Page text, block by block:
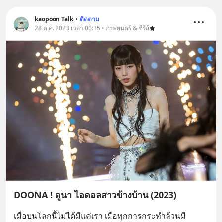
--> https://lin.ee/aMEkyNA
========================= 📣
สนับสนุนโดย 📣
=========================
เครียด หลับยาก ผมอยากแนะนำ
ผลิตภัณฑ์เสริมอาหาร Diip CBD ช่วย
บรรเทาความเครียด ลดความวิตกกังวล
เพิ่มการผ่อนคลาย ซึ่งช่วยให้การนอน
หลับมีประสิทธิภาพมากยิ่งขึ้น 📍 สนใจ
สั่งซื้อสินค้า Diip CBD 💬 LINE :
@diipgeek 🔗 หรือกดลิงก์
https://lin.ee/U91Fzyz
kaopoon Talk • ติดตาม
28 ต.ค. 2023 เวลา 00:35 • ภาพยนตร์ & ซีรีส์
DOONA ! ดูนา ไอดอลสาวข้างบ้าน (2023)
เมื่อบนโลกนี้ไม่ได้มีแค่เรา เมื่อทุกการกระทำล้วนมี